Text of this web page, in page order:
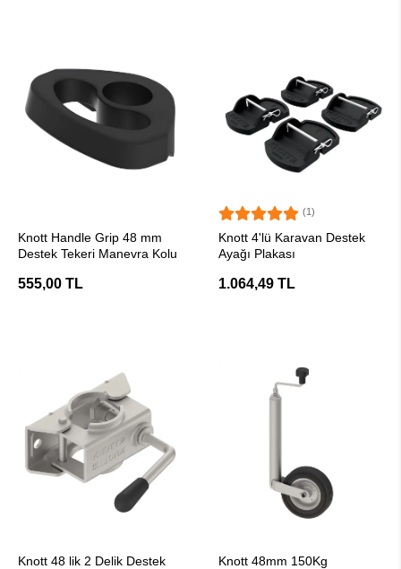
Knott Handle Grip 48 mm
Destek Tekeri Manevra Kolu
555,00 TL
(1)
Knott 4'lü Karavan Destek
Ayağı Plakası
1.064,49 TL
Knott 48 lik 2 Delik Destek
Knott 48mm 150Kg